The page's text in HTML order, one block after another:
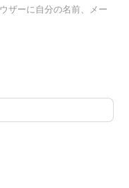
ザーに自分の名前、メー